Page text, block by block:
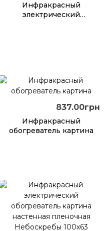
Инфракрасный
электрический
Инфракрасный
обогреватель картина
837.00грн